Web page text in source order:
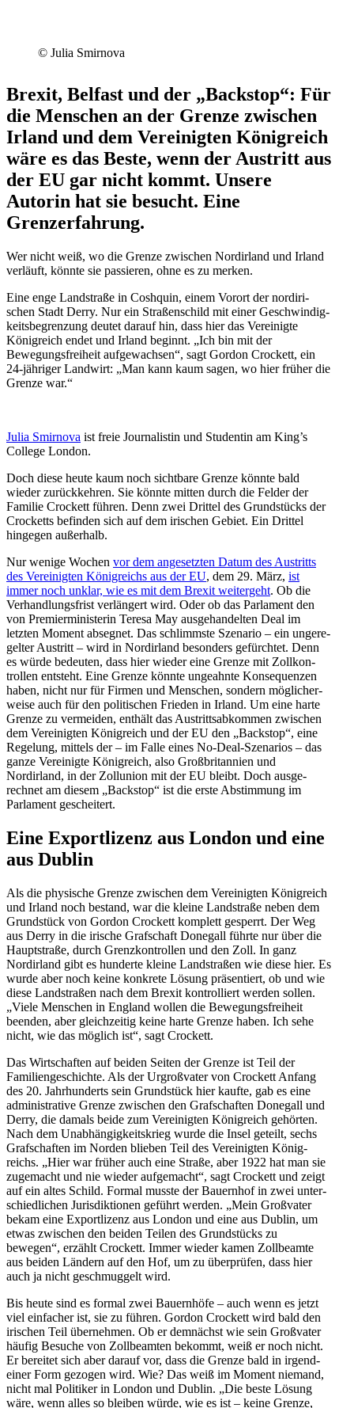
© Julia Smirnova
Brexit, Belfast und der „Backstop“: Für
die Menschen an der Grenze zwischen
Irland und dem Verei­nigten König­reich
wäre es das Beste, wenn der Austritt aus
der EU gar nicht kommt. Unsere
Autorin hat sie besucht. Eine
Grenzerfahrung.
Wer nicht weiß, wo die Grenze zwischen Nordirland und Irland
verläuft, könnte sie passieren, ohne es zu merken.
Eine enge Landstraße in Coshquin, einem Vorort der nordiri­
schen Stadt Derry. Nur ein Straßen­schild mit einer Geschwin­dig­
keits­be­grenzung deutet darauf hin, dass hier das Verei­nigte
König­reich endet und Irland beginnt. „Ich bin mit der
Bewegungs­freiheit aufge­wachsen“, sagt Gordon Crockett, ein
24-jähriger Landwirt: „Man kann kaum sagen, wo hier früher die
Grenze war.“
Julia Smirnova ist freie Journa­listin und Studentin am King’s
College London.
Doch diese heute kaum noch sichtbare Grenze könnte bald
wieder zurück­kehren. Sie könnte mitten durch die Felder der
Familie Crockett führen. Denn zwei Drittel des Grund­stücks der
Crocketts befinden sich auf dem irischen Gebiet. Ein Drittel
hingegen außerhalb.
Nur wenige Wochen vor dem angesetzten Datum des Austritts
des Verei­nigten König­reichs aus der EU, dem 29. März, ist
immer noch unklar, wie es mit dem Brexit weitergeht. Ob die
Verhand­lungs­frist verlängert wird. Oder ob das Parlament den
von Premier­mi­nis­terin Teresa May ausge­han­delten Deal im
letzten Moment absegnet. Das schlimmste Szenario – ein ungere­
gelter Austritt – wird in Nordirland besonders gefürchtet. Denn
es würde bedeuten, dass hier wieder eine Grenze mit Zollkon­
trollen entsteht. Eine Grenze könnte ungeahnte Konse­quenzen
haben, nicht nur für Firmen und Menschen, sondern mögli­cher­
weise auch für den politi­schen Frieden in Irland. Um eine harte
Grenze zu vermeiden, enthält das Austritts­ab­kommen zwischen
dem Verei­nigten König­reich und der EU den „Backstop“, eine
Regelung, mittels der – im Falle eines No-Deal-Szenarios – das
ganze Verei­nigte König­reich, also Großbri­tannien und
Nordirland, in der Zollunion mit der EU bleibt. Doch ausge­
rechnet am diesem „Backstop“ ist die erste Abstimmung im
Parlament gescheitert.
Eine Export­lizenz aus London und eine
aus Dublin
Als die physische Grenze zwischen dem Ver­ei­nigten König­reich
und Irland noch bestand, war die kleine Landstraße neben dem
Grund­stück von Gordon Crockett komplett gesperrt. Der Weg
aus Derry in die irische Grafschaft Donegall führte nur über die
Haupt­straße, durch Grenz­kon­trollen und den Zoll. In ganz
Nordirland gibt es hunderte kleine Landstraßen wie diese hier. Es
wurde aber noch keine konkrete Lösung präsen­tiert, ob und wie
diese Landstraßen nach dem Brexit kontrol­liert werden sollen.
„Viele Menschen in England wollen die Bewegungs­freiheit
beenden, aber gleich­zeitig keine harte Grenze haben. Ich sehe
nicht, wie das möglich ist“, sagt Crockett.
Das Wirtschaften auf beiden Seiten der Grenze ist Teil der
Famili­en­ge­schichte. Als der Urgroß­vater von Crockett Anfang
des 20. Jahrhun­derts sein Grund­stück hier kaufte, gab es eine
adminis­trative Grenze zwischen den Grafschaften Donegall und
Derry, die damals beide zum Verei­nigten König­reich gehörten.
Nach dem Unabhän­gig­keits­krieg wurde die Insel geteilt, sechs
Grafschaften im Norden blieben Teil des Verei­nigten König­
reichs. „Hier war früher auch eine Straße, aber 1922 hat man sie
zugemacht und nie wieder aufge­macht“, sagt Crockett und zeigt
auf ein altes Schild. Formal musste der Bauernhof in zwei unter­
schied­lichen Juris­dik­tionen geführt werden. „Mein Großvater
bekam eine Export­lizenz aus London und eine aus Dublin, um
etwas zwischen den beiden Teilen des Grund­stücks zu
bewegen“, erzählt Crockett. Immer wieder kamen Zollbeamte
aus beiden Ländern auf den Hof, um zu überprüfen, dass hier
auch ja nicht geschmuggelt wird.
Bis heute sind es formal zwei Bauernhöfe – auch wenn es jetzt
viel einfacher ist, sie zu führen. Gordon Crockett wird bald den
irischen Teil übernehmen. Ob er demnächst wie sein Großvater
häufig Besuche von Zollbe­amten bekommt, weiß er noch nicht.
Er bereitet sich aber darauf vor, dass die Grenze bald in irgend­
einer Form gezogen wird. Wie? Das weiß im Moment niemand,
nicht mal Politiker in London und Dublin. „Die beste Lösung
wäre, wenn alles so bleiben würde, wie es ist – keine Grenze,